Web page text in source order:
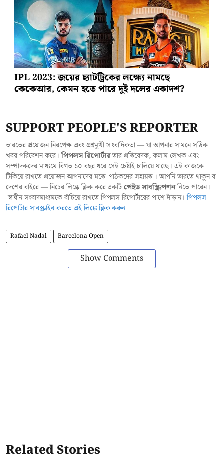
IPL 2023: জয়ের হ্যাটট্রিকের লক্ষ্যে নামছে
কেকেআর, কেমন হতে পারে দুই দলের একাদশ?
SUPPORT PEOPLE'S REPORTER
ভারতের প্রয়োজন নিরপেক্ষ এবং প্রশ্নমুখী সাংবাদিকতা — যা আপনার সামনে সঠিক
খবর পরিবেশন করে।পিপলস রিপোর্টারতার প্রতিবেদক, কলাম লেখক এবং
সম্পাদকদের মাধ্যমে বিগত ১০ বছর ধরে সেই চেষ্টাই চালিয়ে যাচ্ছে। এই কাজকে
টিকিয়ে রাখতে প্রয়োজন আপনাদের মতো পাঠকদের সহায়তা। আপনি ভারতে থাকুন বা
দেশের বাইরে — নিচের লিঙ্কে ক্লিক করে একটিপেইড সাবস্ক্রিপশননিতে পারেন।
স্বাধীন সংবাদমাধ্যমকে বাঁচিয়ে রাখতে পিপলস রিপোর্টারের পাশে দাঁড়ান।পিপলস
রিপোর্টার সাবস্ক্রাইব করতে এই লিঙ্কে ক্লিক করুন
Rafael Nadal Barcelona Open
Show Comments
Related Stories